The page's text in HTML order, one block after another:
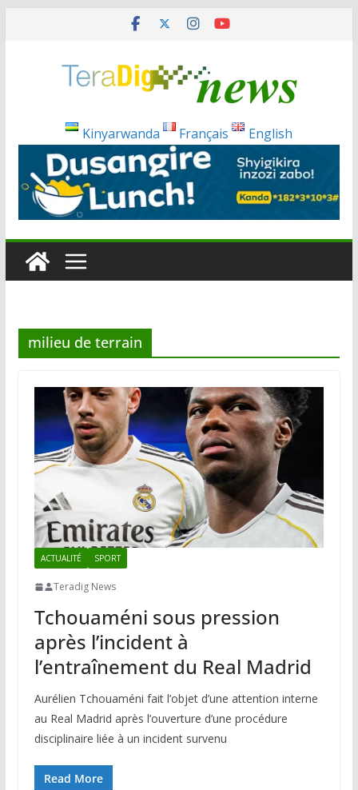
Kinyarwanda Français English
milieu de terrain
ACTUALITÉ SPORT
Teradig News
Tchouaméni sous pression
après l’incident à
l’entraînement du Real Madrid
Aurélien Tchouaméni fait l’objet d’une attention interne
au Real Madrid après l’ouverture d’une procédure
disciplinaire liée à un incident survenu
Read More